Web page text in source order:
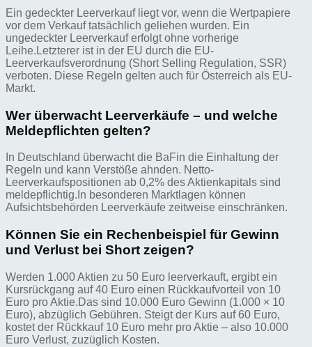
Ein gedeckter Leerverkauf liegt vor, wenn die Wertpapiere
vor dem Verkauf tatsächlich geliehen wurden. Ein
ungedeckter Leerverkauf erfolgt ohne vorherige
Leihe.Letzterer ist in der EU durch die EU-
Leerverkaufsverordnung (Short Selling Regulation, SSR)
verboten. Diese Regeln gelten auch für Österreich als EU-
Markt.
Wer überwacht Leerverkäufe – und welche
Meldepflichten gelten?
In Deutschland überwacht die BaFin die Einhaltung der
Regeln und kann Verstöße ahnden. Netto-
Leerverkaufspositionen ab 0,2% des Aktienkapitals sind
meldepflichtig.In besonderen Marktlagen können
Aufsichtsbehörden Leerverkäufe zeitweise einschränken.
Können Sie ein Rechenbeispiel für Gewinn
und Verlust bei Short zeigen?
Werden 1.000 Aktien zu 50 Euro leerverkauft, ergibt ein
Kursrückgang auf 40 Euro einen Rückkaufvorteil von 10
Euro pro Aktie.Das sind 10.000 Euro Gewinn (1.000 × 10
Euro), abzüglich Gebühren. Steigt der Kurs auf 60 Euro,
kostet der Rückkauf 10 Euro mehr pro Aktie – also 10.000
Euro Verlust, zuzüglich Kosten.